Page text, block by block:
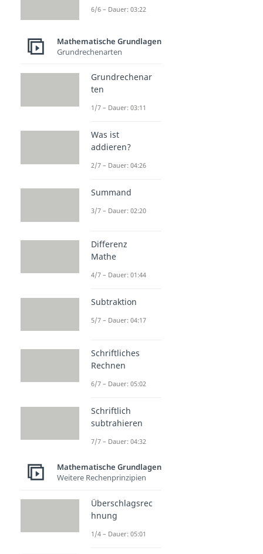
6/6 – Dauer: 03:22
Mathematische Grundlagen
Grundrechenarten
Grundrechenar
ten
1/7 – Dauer: 03:11
Was ist
addieren?
2/7 – Dauer: 04:26
Summand
3/7 – Dauer: 02:20
Differenz
Mathe
4/7 – Dauer: 01:44
Subtraktion
5/7 – Dauer: 04:17
Schriftliches
Rechnen
6/7 – Dauer: 05:02
Schriftlich
subtrahieren
7/7 – Dauer: 04:32
Mathematische Grundlagen
Weitere Rechenprinzipien
Überschlagsrec
hnung
1/4 – Dauer: 05:01